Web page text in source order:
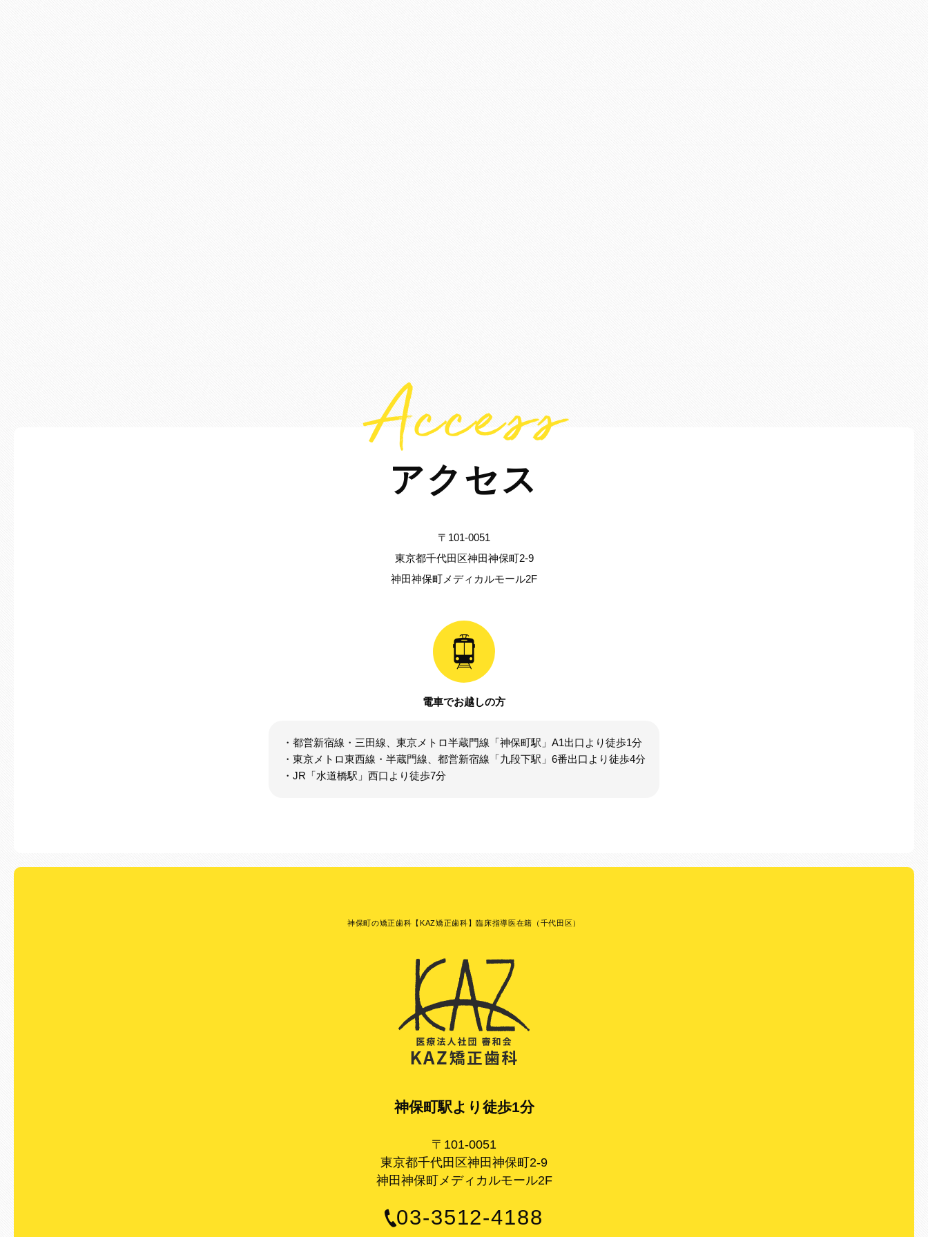
Access
アクセス
〒101-0051
東京都千代田区神田神保町2-9
神田神保町メディカルモール2F
電車でお越しの方
・都営新宿線・三田線、東京メトロ半蔵門線「神保町駅」A1出口より徒歩1分
・東京メトロ東西線・半蔵門線、都営新宿線「九段下駅」6番出口より徒歩4分
・JR「水道橋駅」西口より徒歩7分
神保町の矯正歯科【KAZ矯正歯科】臨床指導医在籍（千代田区）
神保町駅より徒歩1分
〒101-0051
東京都千代田区神田神保町2-9
神田神保町メディカルモール2F
03-3512-4188